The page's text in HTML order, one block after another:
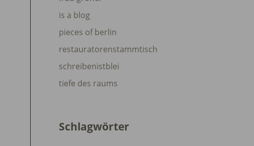
is a blog
pieces of berlin
restauratorenstammtisch
schreibenistblei
tiefe des raums
Schlagwörter